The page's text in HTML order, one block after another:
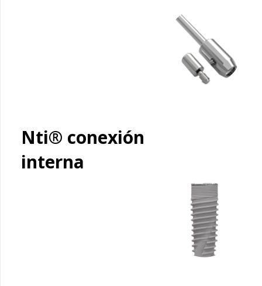
Nti® conexión
interna